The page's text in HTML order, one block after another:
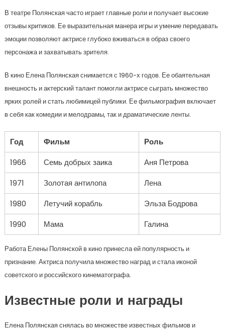
В театре Полянская часто играет главные роли и получает высокие
отзывы критиков. Ее выразительная манера игры и умение передавать
эмоции позволяют актрисе глубоко вживаться в образ своего
персонажа и захватывать зрителя.
В кино Елена Полянская снимается с 1960-х годов. Ее обаятельная
внешность и актерский талант помогли актрисе сыграть множество
ярких ролей и стать любимицей публики. Ее фильмография включает
в себя как комедии и мелодрамы, так и драматические ленты.
Год Фильм
Роль
1966
Семь добрых заика
Аня Петрова
1971
Золотая антилопа
Лена
1980
Летучий корабль
Эльза Бодрова
1990
Мама Галина
Работа Елены Полянской в кино принесла ей популярность и
признание. Актриса получила множество наград и стала иконой
советского и российского кинематографа.
Известные роли и награды
Елена Полянская снялась во множестве известных фильмов и